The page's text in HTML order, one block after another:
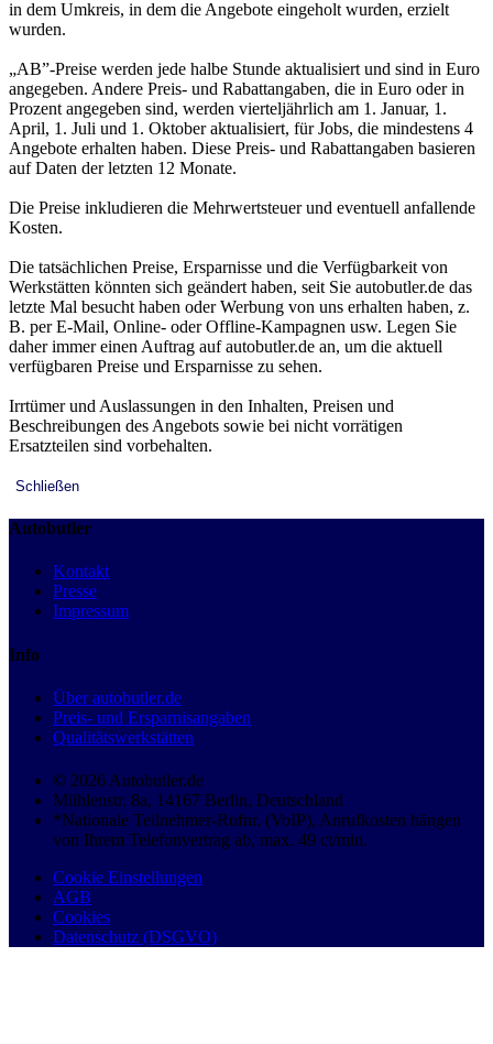
in dem Umkreis, in dem die Angebote eingeholt wurden, erzielt
wurden.
„AB”-Preise werden jede halbe Stunde aktualisiert und sind in Euro
angegeben. Andere Preis- und Rabattangaben, die in Euro oder in
Prozent angegeben sind, werden vierteljährlich am 1. Januar, 1.
April, 1. Juli und 1. Oktober aktualisiert, für Jobs, die mindestens 4
Angebote erhalten haben. Diese Preis- und Rabattangaben basieren
auf Daten der letzten 12 Monate.
Die Preise inkludieren die Mehrwertsteuer und eventuell anfallende
Kosten.
Die tatsächlichen Preise, Ersparnisse und die Verfügbarkeit von
Werkstätten könnten sich geändert haben, seit Sie autobutler.de das
letzte Mal besucht haben oder Werbung von uns erhalten haben, z.
B. per E-Mail, Online- oder Offline-Kampagnen usw. Legen Sie
daher immer einen Auftrag auf autobutler.de an, um die aktuell
verfügbaren Preise und Ersparnisse zu sehen.
Irrtümer und Auslassungen in den Inhalten, Preisen und
Beschreibungen des Angebots sowie bei nicht vorrätigen
Ersatzteilen sind vorbehalten.
Schließen
Autobutler
Kontakt
Presse
Impressum
Info
Über autobutler.de
Preis- und Ersparnisangaben
Qualitätswerkstätten
© 2026 Autobutler.de
Mühlenstr. 8a, 14167 Berlin, Deutschland
*Nationale Teilnehmer-Rufnr. (VoIP), Anrufkosten hängen
von Ihrem Telefonvertrag ab, max. 49 ct/min.
Cookie Einstellungen
AGB
Cookies
Datenschutz (DSGVO)